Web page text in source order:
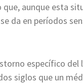
aunque esta
da en períodos
específico del
siglos que un